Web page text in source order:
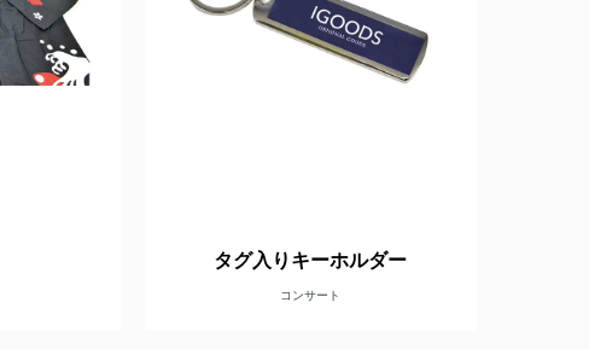
タグ入りキーホルダー
コンサート